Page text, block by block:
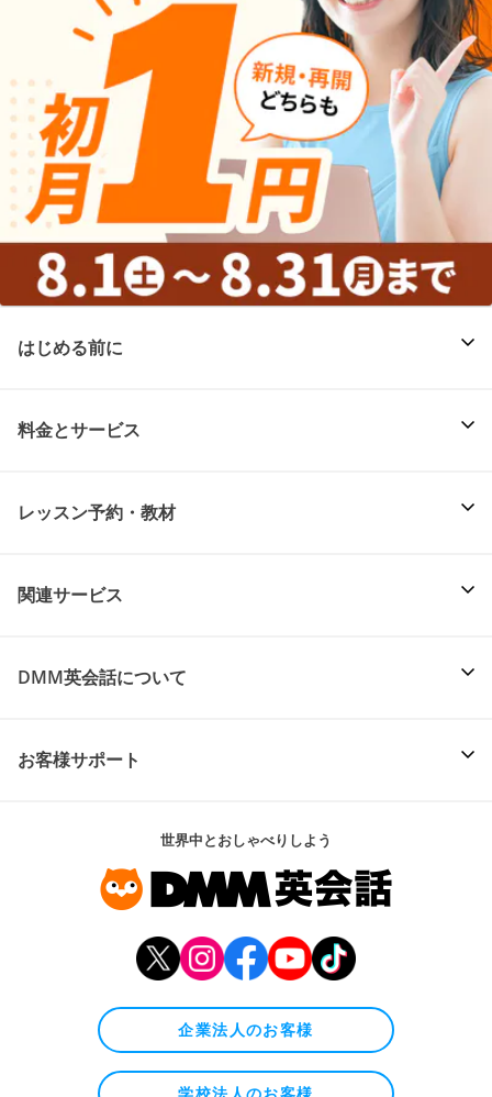
はじめる前に
料金とサービス
レッスン予約・教材
関連サービス
DMM英会話について
お客様サポート
世界中とおしゃべりしよう
企業法人のお客様